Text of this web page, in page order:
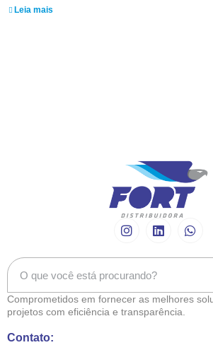
Leia mais
Comprometidos em fornecer as melhores
projetos com eficiência e transparência.
Contato: